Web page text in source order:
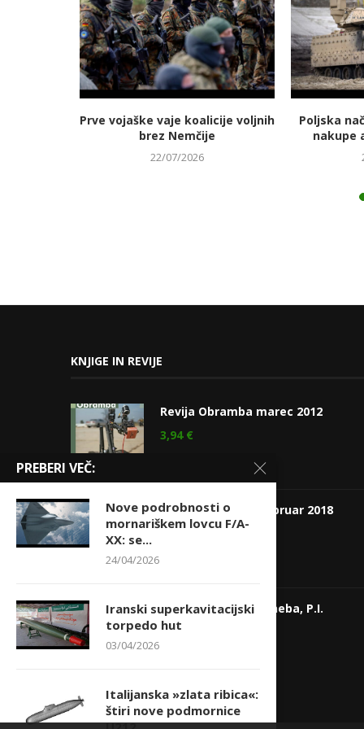
Prve vojaške vaje koalicije voljnih
brez Nemčije
22/07/2026
Poljska
nakupe
KNJIGE IN REVIJE
Revija Obramba marec 2012
3,94 €
Revija Obramba, februar 2018
4,75 €
Zgodbe o obrambi neba, P.I.
december 2010
PREBERI VEČ:
Nove podrobnosti o
mornariškem lovcu F/A-
XX: se...
24/04/2026
Iranski superkavitacijski
torpedo hut
03/04/2026
Italijanska »zlata ribica«:
štiri nove podmornice